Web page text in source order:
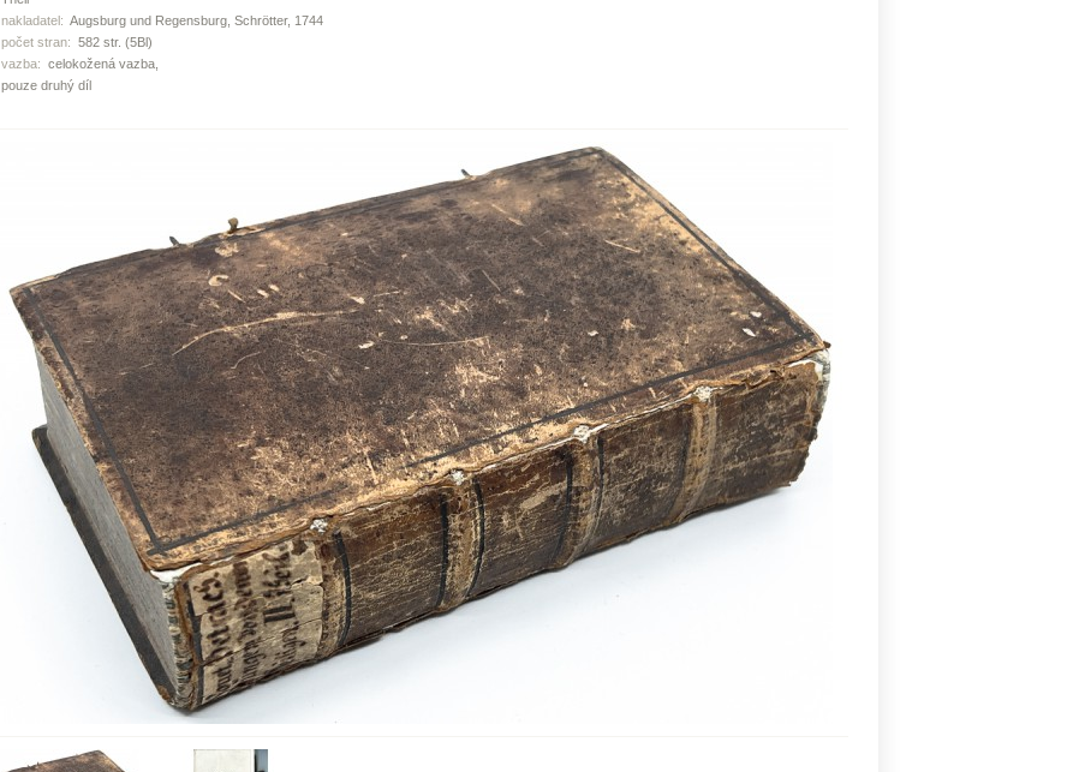
nakladatel: Augsburg und Regensburg, Schrötter, 1744
počet stran: 582 str. (5Bl)
vazba: celokožená vazba,
pouze druhý díl